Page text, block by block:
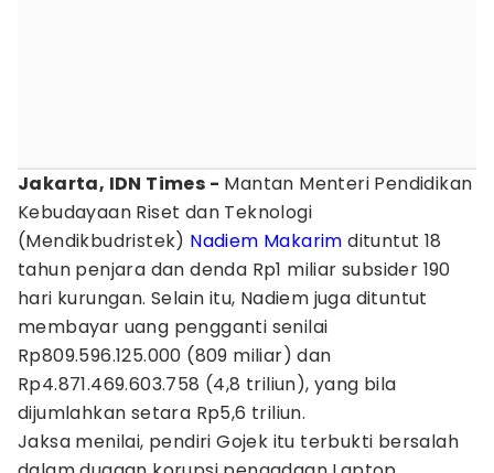
Jakarta, IDN Times - Mantan Menteri Pendidikan
Kebudayaan Riset dan Teknologi
(Mendikbudristek) Nadiem Makarim dituntut 18
tahun penjara dan denda Rp1 miliar subsider 190
hari kurungan. Selain itu, Nadiem juga dituntut
membayar uang pengganti senilai
Rp809.596.125.000 (809 miliar) dan
Rp4.871.469.603.758 (4,8 triliun), yang bila
dijumlahkan setara Rp5,6 triliun.
Jaksa menilai, pendiri Gojek itu terbukti bersalah